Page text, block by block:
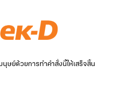
ษย์ด้วยการทำคำสั่งนี้ให้เสร็จสิ้น